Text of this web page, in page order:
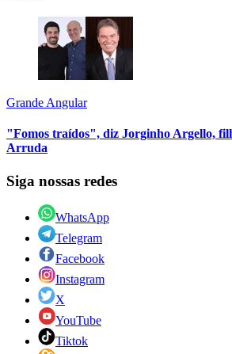
Grande Angular
"Fomos traídos", diz Jorginho Argello,
Arruda
Siga nossas redes
WhatsApp
Telegram
Facebook
Instagram
X
YouTube
Tiktok